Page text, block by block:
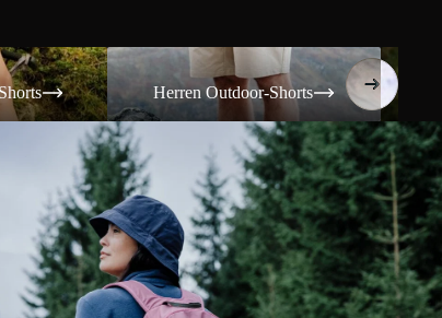
Herren Outdoor-Shorts
Herren Outdoor-Shorts
Damen